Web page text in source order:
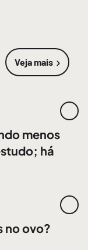
Veja mais
sobre
menos
há
no ovo?